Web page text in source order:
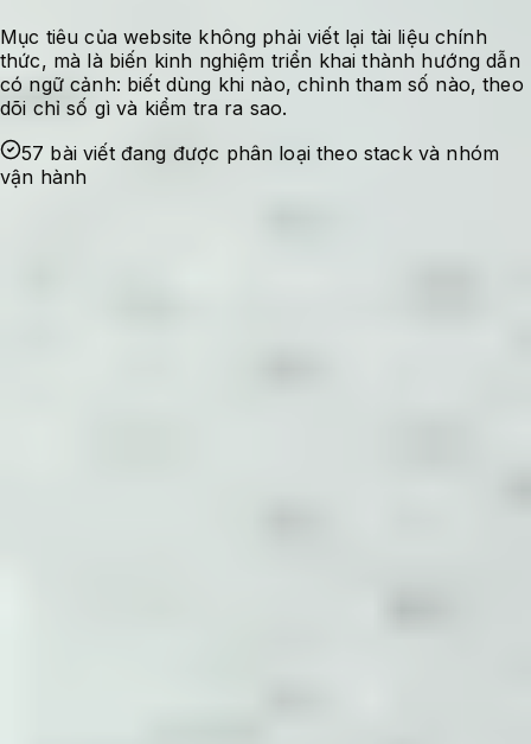
Mục tiêu của website không phải viết lại tài liệu chính
thức, mà là biến kinh nghiệm triển khai thành hướng dẫn
có ngữ cảnh: biết dùng khi nào, chỉnh tham số nào, theo
dõi chỉ số gì và kiểm tra ra sao.
57 bài viết đang được phân loại theo stack và nhóm
vận hành